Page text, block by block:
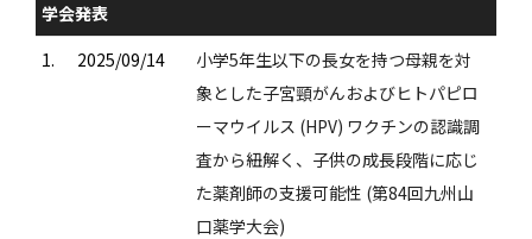
学会発表
1.
2025/09/14
小学5年生以下の長女を持つ母親を対
象とした子宮頸がんおよびヒトパピロ
ーマウイルス (HPV) ワクチンの認識調
査から紐解く、子供の成長段階に応じ
た薬剤師の支援可能性 (第84回九州山
口薬学大会)